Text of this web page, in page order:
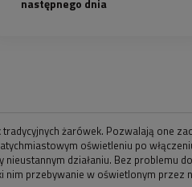
następnego dnia
żarówek. Pozwalają one
oświetleniu po
działaniu. Bez problemu
nim przebywanie w oświetlonym